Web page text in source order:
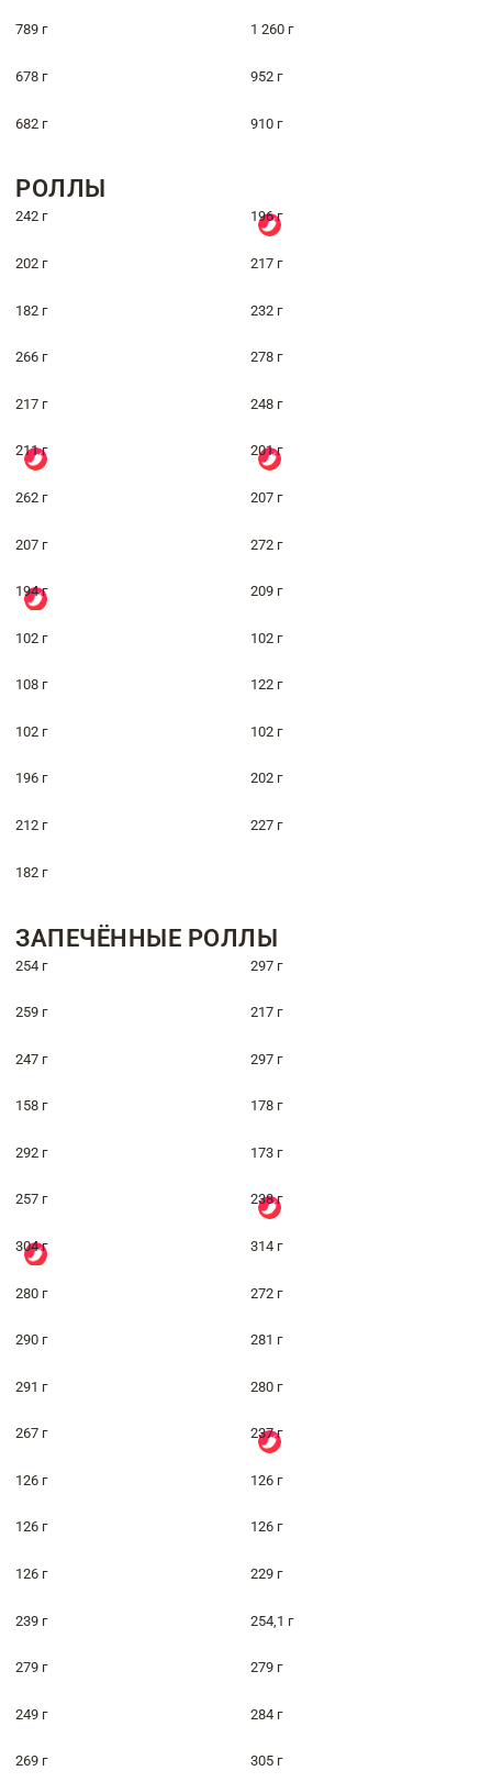
789 г 1 260 г
678 г 952 г
682 г 910 г
РОЛЛЫ
242 г 196 г
202 г 217 г
182 г 232 г
266 г 278 г
217 г 248 г
211 г 201 г
262 г 207 г
207 г 272 г
194 г 209 г
102 г 102 г
108 г 122 г
102 г 102 г
196 г 202 г
212 г 227 г
182 г
ЗАПЕЧЁННЫЕ РОЛЛЫ
254 г 297 г
259 г 217 г
247 г 297 г
158 г 178 г
292 г 173 г
257 г 238 г
304 г 314 г
280 г 272 г
290 г 281 г
291 г 280 г
267 г 237 г
126 г 126 г
126 г 126 г
126 г 229 г
239 г 254,1 г
279 г 279 г
249 г 284 г
269 г 305 г